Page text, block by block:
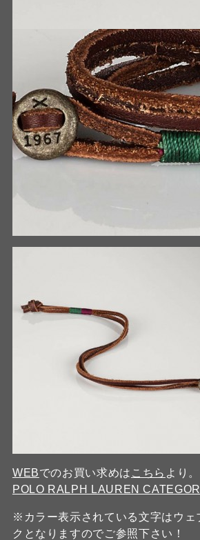
WEBでのお買い求めは こちら より。
POLO RALPH LAUREN
※カラー表示されている文字はウェ
クとなりますのでご参照下さい！